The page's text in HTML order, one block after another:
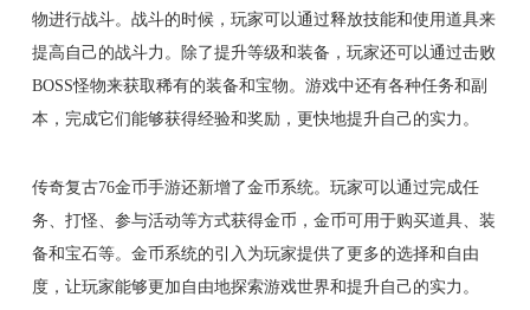
物进行战斗。战斗的时候，玩家可以通过释放技能和使用道具来
提高自己的战斗力。除了提升等级和装备，玩家还可以通过击败
BOSS怪物来获取稀有的装备和宝物。游戏中还有各种任务和副
本，完成它们能够获得经验和奖励，更快地提升自己的实力。
传奇复古76金币手游还新增了金币系统。玩家可以通过完成任
务、打怪、参与活动等方式获得金币，金币可用于购买道具、装
备和宝石等。金币系统的引入为玩家提供了更多的选择和自由
度，让玩家能够更加自由地探索游戏世界和提升自己的实力。